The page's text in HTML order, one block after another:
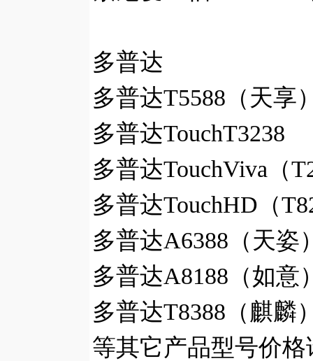
多普达
多普达T5588（天
多普达
多普达TouchViva（
多普达TouchHD（
多普达A6388（天
多普达A8188（如
多普达T8388（麒
等其它产品型号价格